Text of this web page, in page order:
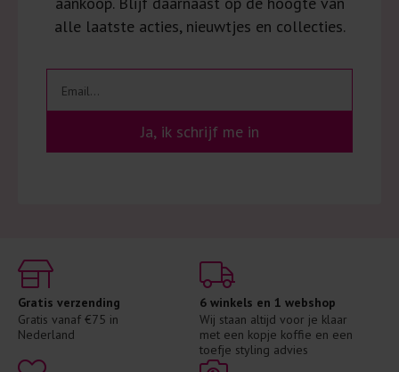
alle laatste acties, nieuwtjes en collecties.
Ja, ik schrijf me in
Gratis verzending
Gratis vanaf €75 in
Nederland
6 winkels en 1 webshop
Wij staan altijd voor je klaar
met een kopje koffie en een
toefje styling advies